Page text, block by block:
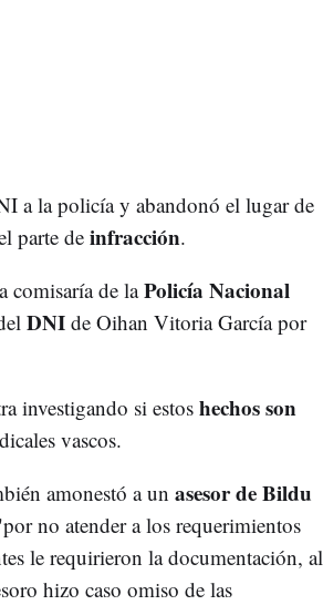
a la policía y abandonó el lugar de
parte de infracción.
comisaría de laPolicía Nacional
DNIde Oihan Vitoria García por
investigando si estoshechos son
vascos.
amonestó a un asesor de Bildu
no atender a los requerimientos
le requirieron la documentación, al
hizo caso omiso de las